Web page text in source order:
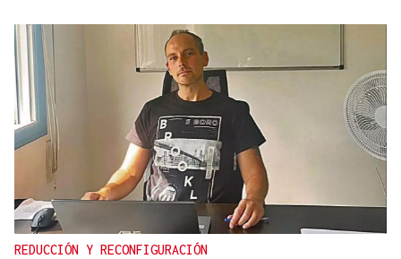
REDUCCIÓN Y RECONFIGURACIÓN